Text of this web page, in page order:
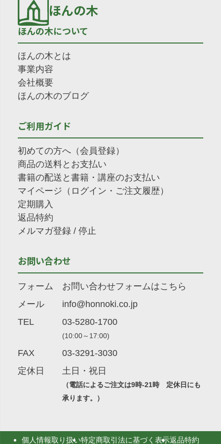
ほんの木
ほんの木について
ほんの木とは
事業内容
会社概要
ほんの木のブログ
ご利用ガイド
初めての方へ（会員登録）
商品の送料とお支払い
書籍の配送と書籍・講座のお支払い
マイページ（ログイン・ご注文履歴）
定期購入
返品特約
メルマガ登録 / 停止
お問い合わせ
フォーム
お問い合わせフォームはこちら
メール
info@honnoki.co.jp
TEL
03-5280-1700
(10:00～17:00)
FAX
03-3291-3030
定休日
土日・祝日
（電話によるご注文は9時-21時 定休日にも
承ります。）
個人情報取り扱い特定商取引法に基づく表示返品特約